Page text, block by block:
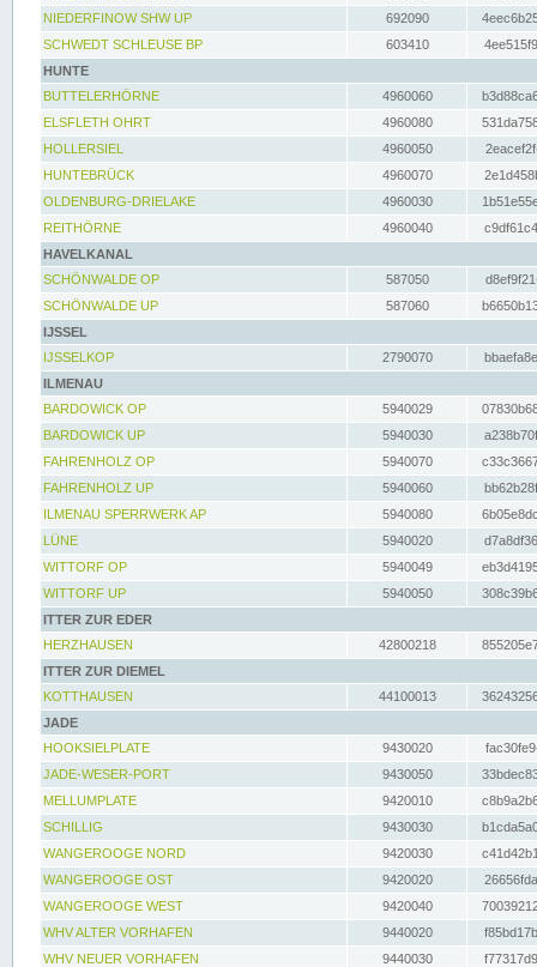
NIEDERFINOW SHW UP
692090
SCHWEDT SCHLEUSE BP
603410
HUNTE
BUTTELERHÖRNE
4960060
ELSFLETH OHRT
4960080
HOLLERSIEL
4960050
HUNTEBRÜCK
4960070
OLDENBURG-DRIELAKE
4960030
REITHÖRNE
4960040
HAVELKANAL
SCHÖNWALDE OP
587050
SCHÖNWALDE UP
587060
IJSSEL
IJSSELKOP
2790070
ILMENAU
BARDOWICK OP
5940029
BARDOWICK UP
5940030
FAHRENHOLZ OP
5940070
FAHRENHOLZ UP
5940060
ILMENAU SPERRWERK AP
5940080
LÜNE
5940020
WITTORF OP
5940049
WITTORF UP
5940050
ITTER ZUR EDER
HERZHAUSEN
42800218
ITTER ZUR DIEMEL
KOTTHAUSEN
44100013
JADE
HOOKSIELPLATE
9430020
JADE-WESER-PORT
9430050
MELLUMPLATE
9420010
SCHILLIG
9430030
WANGEROOGE NORD
9420030
WANGEROOGE OST
9420020
WANGEROOGE WEST
9420040
WHV ALTER VORHAFEN
9440020
WHV NEUER VORHAFEN
9440030